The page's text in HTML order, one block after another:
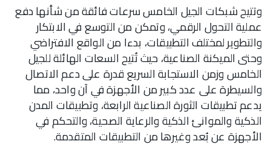
وتتيح شبكات الجيل الخامس سرعات فائقة من شأنها دفع
عملية التحول الرقمي، وتمكن من التوسع في الابتكار
والتطوير لمختلف التطبيقات، بدءا من الواقع الافتراضي
وحتى الميكنة الصناعية، حيث تُتيح السعات الهائلة للجيل
الخامس وزمن الاستجابة السريع قدرة على دعم الاتصال
والسيطرة على عدد كبير من الأجهزة في آن واحد، مما
يدعم تطبيقات الثورة الصناعية الرابعة، وتطبيقات المدن
الذكية والموانئ الذكية والرعاية الصحية، والتحكم في
الأجهزة عن بُعد وغيرها من التطبيقات المتقدمة.